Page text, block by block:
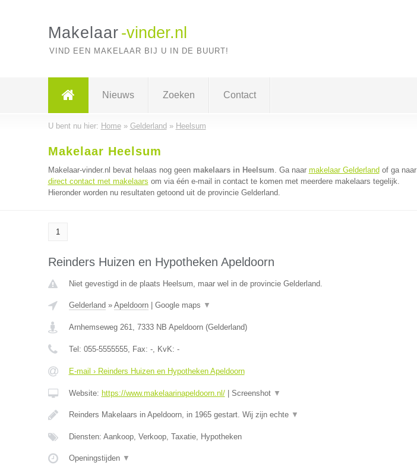
Makelaar -vinder.nl
VIND EEN MAKELAAR BIJ U IN DE BUURT!
Nieuws Zoeken Contact
U bent nu hier: Home» Gelderland » Heelsum
Makelaar Heelsum
Makelaar-vinder.nl bevat helaas nog geen makelaars in Heelsum. Ga naar makelaar Gelderland of ga naar
direct contact met makelaars om via één e-mail in contact te komen met meerdere makelaars tegelijk.
Hieronder worden nu resultaten getoond uit de provincie Gelderland.
1
Reinders Huizen en Hypotheken Apeldoorn
Niet gevestigd in de plaats Heelsum, maar wel in de provincie Gelderland.
Gelderland » Apeldoorn| Google maps ▼
Arnhemseweg 261, 7333 NB Apeldoorn(Gelderland)
Tel: 055-5555555, Fax: -, KvK: -
E-mail › Reinders Huizen en Hypotheken Apeldoorn
Website: https://www.makelaarinapeldoorn.nl/| Screenshot ▼
Reinders Makelaars in Apeldoorn, in 1965 gestart. Wij zijn echte ▼
Diensten: Aankoop, Verkoop, Taxatie, Hypotheken
Openingstijden ▼